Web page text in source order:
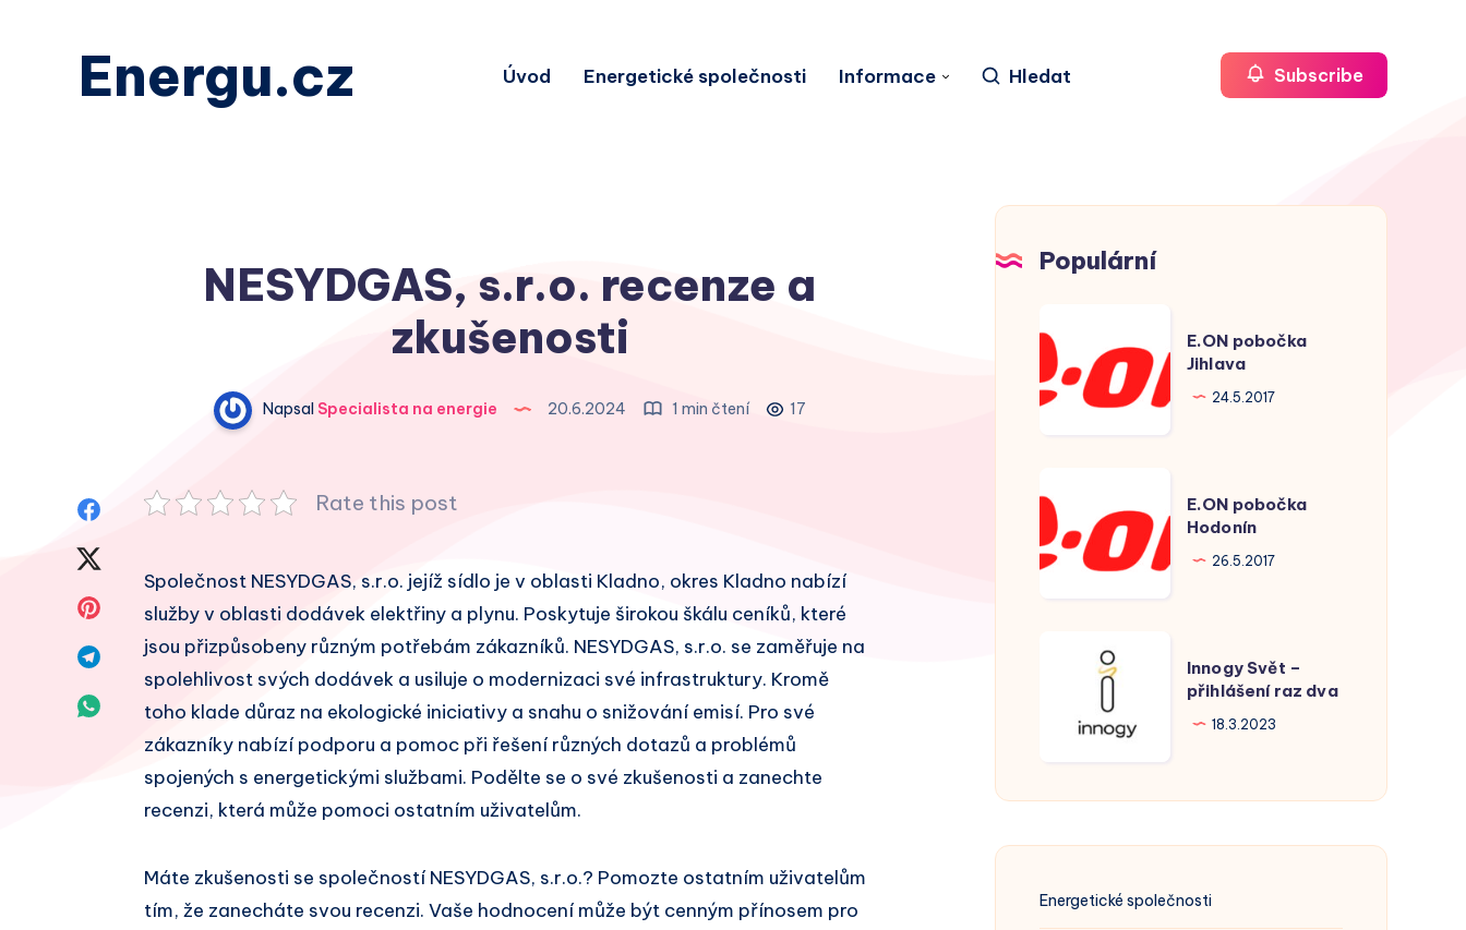
Energu.cz Úvod Energetické společnosti Informace Hledat Subscribe
NESYDGAS, s.r.o. recenze a
zkušenosti
NapsalSpecialista na energie 20.6.2024 1 min čtení 17
Sdílet
Facebook
Twitter
Sdílet
Pinterest
Sdílet
Telegram
Sdílet
Whatsapp
Rate this post
Společnost NESYDGAS, s.r.o. jejíž sídlo je v oblasti Kladno, okres Kladno nabízí
služby v oblasti dodávek elektřiny a plynu. Poskytuje širokou škálu ceníků, které
jsou přizpůsobeny různým potřebám zákazníků. NESYDGAS, s.r.o. se zaměřuje na
spolehlivost svých dodávek a usiluje o modernizaci své infrastruktury. Kromě
toho klade důraz na ekologické iniciativy a snahu o snižování emisí. Pro své
zákazníky nabízí podporu a pomoc při řešení různých dotazů a problémů
spojených s energetickými službami. Podělte se o své zkušenosti a zanechte
recenzi, která může pomoci ostatním uživatelům.
Máte zkušenosti se společností NESYDGAS, s.r.o.? Pomozte ostatním uživatelům
tím, že zanecháte svou recenzi. Vaše hodnocení může být cenným přínosem pro
Populární
pobočka
Jihlava
E.ON pobočka
Jihlava
24.5.2017
pobočka
Hodonín
E.ON pobočka
Hodonín
26.5.2017
přihlášení
dva
Innogy Svět –
přihlášení raz dva
18.3.2023
Energetické společnosti